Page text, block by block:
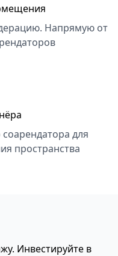
Напрямую от
для
пространства
Инвестируйте в